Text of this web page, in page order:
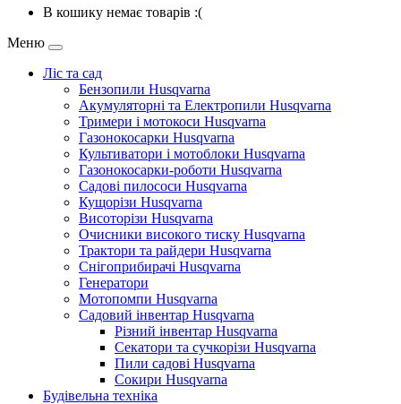
В кошику немає товарів :(
Меню
Ліс та сад
Бензопили Husqvarna
Акумуляторні та Електропили Husqvarna
Тримери і мотокоси Husqvarna
Газонокосарки Husqvarna
Культиватори і мотоблоки Husqvarna
Газонокосарки-роботи Husqvarna
Садові пилососи Husqvarna
Кущорізи Husqvarna
Висоторізи Husqvarna
Очисники високого тиску Husqvarna
Трактори та райдери Husqvarna
Снігоприбирачі Husqvarna
Генератори
Мотопомпи Husqvarna
Садовий інвентар Husqvarna
Різний інвентар Husqvarna
Секатори та сучкорізи Husqvarna
Пили садові Husqvarna
Сокири Husqvarna
Будівельна техніка